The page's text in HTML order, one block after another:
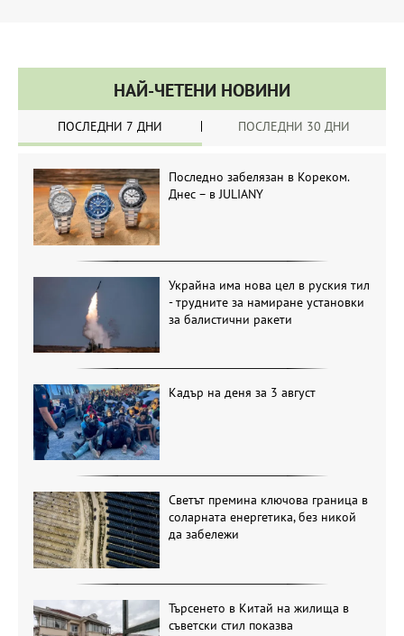
НАЙ-ЧЕТЕНИ НОВИНИ
ПОСЛЕДНИ 7 ДНИ ПОСЛЕДНИ 30 ДНИ
Последно забелязан в Кореком.
Днес – в JULIANY
Украйна има нова цел в руския тил
- трудните за намиране установки
за балистични ракети
Кадър на деня за 3 август
Светът премина ключова граница в
соларната енергетика, без никой
да забележи
Търсенето в Китай на жилища в
съветски стил показва